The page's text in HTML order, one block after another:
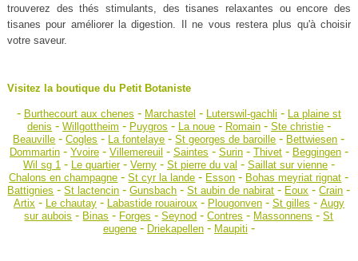
trouverez des thés stimulants, des tisanes relaxantes ou encore des
tisanes pour améliorer la digestion. Il ne vous restera plus qu'à choisir
votre saveur.
Visitez la boutique du Petit Botaniste
- Burthecourt aux chenes - Marchastel - Luterswil-gachli - La plaine st
denis - Willgottheim - Puygros - La noue- Romain- Ste christie-
Beauville -Cogles - La fontelaye -St georges de baroille - Bettwiesen -
Dommartin- Yvoire- Villemereuil - Saintes - Surin- Thivet- Beggingen-
Wil sg 1 - Le quartier- Verny- St pierre du val - Saillat sur vienne-
Chalons en champagne -St cyr la lande - Esson - Bohas meyriat rignat -
Battignies -St lactencin -Gunsbach -St aubin de nabirat - Eoux -Crain -
Artix - Le chautay- Labastide rouairoux - Plougonven- St gilles - Augy
sur aubois - Binas - Forges -Seynod -Contres - Massonnens -St
eugene- Driekapellen- Maupiti -